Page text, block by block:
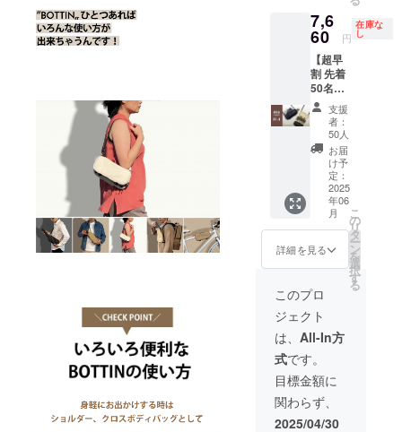
に尽力いた
しておりま
す。piùnoの
バッグが、
少しでも皆
さまのお役
に立てれば
幸いです。
皆さまの応
援、どうぞ
宜しくお願
い申し上げ
ます。
状況、
使用部
材の供
給状
況、製
造工程
上の都
合等に
より出
荷時期
が遅れ
る場合
があり
ます。
格
￥19,14
0（税
込）
→￥14,
360（税
込、送
料込）
4,780円
もお
得！ ※
デザイ
ン・仕
様は変
更にな
る可能
性もご
了承く
ださ
い。 ※
ご注文
状況、
使用部
材の供
給状
況、製
造工程
7,6
60 円
在庫な
し
【超早
割 先着
50名
20%OF
F】 完
成した
「BOTT
IN」1つ
をお届
けしま
す。 ・
カラー
選択が
可能で
す。 一
般販売
予定価
格
￥9,570
（税
込）
→￥7,6
60（税
込、送
料込）
2,090円
支援
者：
50人
お届
け予
定：
2025
年06
月
詳細を見る
こ
の
リ
タ
ー
ン
を
選
択
す
る
このプロ
ジェクト
は、 All-In方
式です。
目標金額に
関わらず、
2025/04/30